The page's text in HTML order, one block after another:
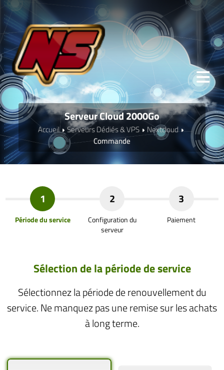
Serveur Cloud 2000Go
Accueil Serveurs Dédiés & VPS
Nextcloud
Commande
1
Période du service
2
Configuration du
serveur
3
Paiement
Sélection de la période de service
Sélectionnez la période de renouvellement du
service. Ne manquez pas une remise sur les achats
à long terme.